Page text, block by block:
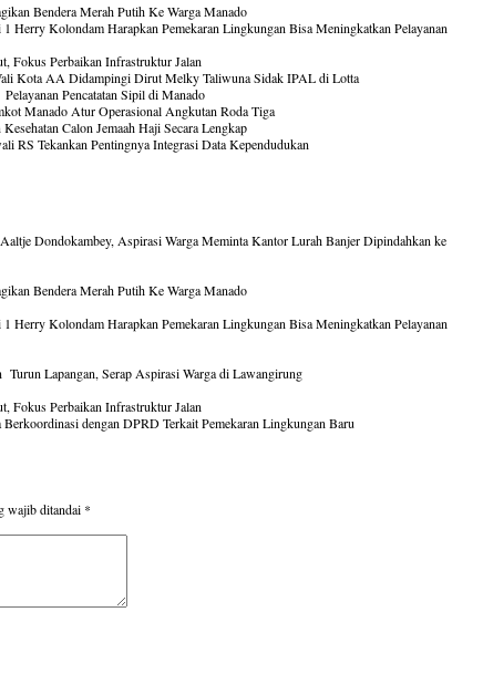
Bendera Merah Putih Ke Warga Manado
Herry Kolondam Harapkan Pemekaran Lingkungan Bisa Meningkatkan Pelayanan
Fokus Perbaikan Infrastruktur Jalan
Kota AA Didampingi Dirut Melky Taliwuna Sidak IPAL di Lotta
Pencatatan Sipil di Manado
Manado Atur Operasional Angkutan Roda Tiga
Calon Jemaah Haji Secara Lengkap
RS Tekankan Pentingnya Integrasi Data Kependudukan
Dondokambey, Aspirasi Warga Meminta Kantor Lurah Banjer Dipindahkan ke
Bendera Merah Putih Ke Warga Manado
Herry Kolondam Harapkan Pemekaran Lingkungan Bisa Meningkatkan Pelayanan
Lapangan, Serap Aspirasi Warga di Lawangirung
Fokus Perbaikan Infrastruktur Jalan
dengan DPRD Terkait Pemekaran Lingkungan Baru
wajib ditandai *